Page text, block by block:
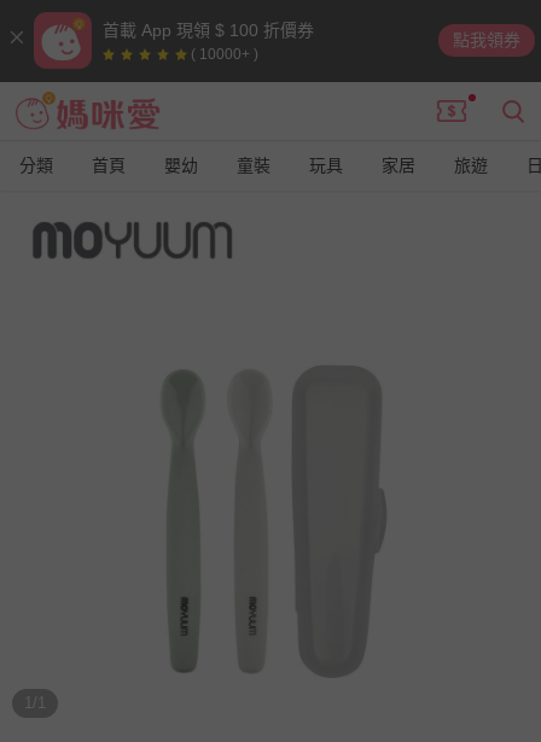
首載 App 現領 $ 100 折價券
( 10000+ )
點我領券
分類 首頁 嬰幼 童裝 玩具 家居 旅遊
1/1